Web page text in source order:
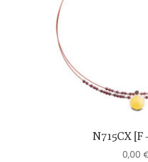
N715CX [F
0,00